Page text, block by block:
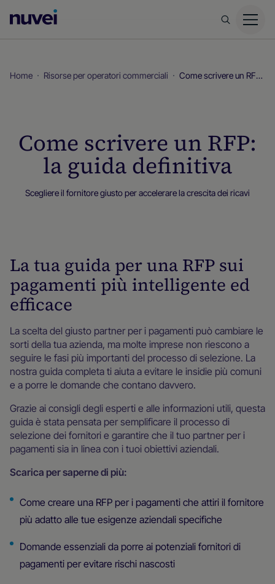
di
Home Risorse per operatori commerciali Come scrivere un RFP: la guida definitiva
Come scrivere un RFP:
la guida definitiva
Scegliere il fornitore giusto per accelerare la crescita dei ricavi
La tua guida per una RFP sui
pagamenti più intelligente ed
efficace
La scelta del giusto partner per i pagamenti può cambiare le
sorti della tua azienda, ma molte imprese non riescono a
seguire le fasi più importanti del processo di selezione. La
nostra guida completa ti aiuta a evitare le insidie più comuni
e a porre le domande che contano davvero.
Grazie ai consigli degli esperti e alle informazioni utili, questa
guida è stata pensata per semplificare il processo di
selezione dei fornitori e garantire che il tuo partner per i
pagamenti sia in linea con i tuoi obiettivi aziendali.
Scarica per saperne di più:
Come creare una RFP per i pagamenti che attiri il fornitore
più adatto alle tue esigenze aziendali specifiche
Domande essenziali da porre ai potenziali fornitori di
pagamenti per evitare rischi nascosti